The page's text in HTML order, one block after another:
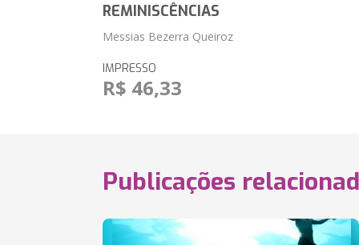
REMINISCÊNCIAS
Messias Bezerra Queiroz
IMPRESSO
R$ 46,33
Publicações